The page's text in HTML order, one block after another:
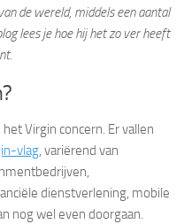
de wereld, middels een aantal
lees je hoe hij het zo ver heeft
Virgin concern. Er vallen
vlag, variërend van
dienstverlening, mobile
nog wel even doorgaan.